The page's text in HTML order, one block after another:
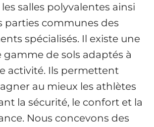
salles polyvalentes ainsi
parties communes des
spécialisés. Il existe une
gamme de sols adaptés à
activité. Ils permettent
au mieux les athlètes
la sécurité, le confort et la
Nous concevons des